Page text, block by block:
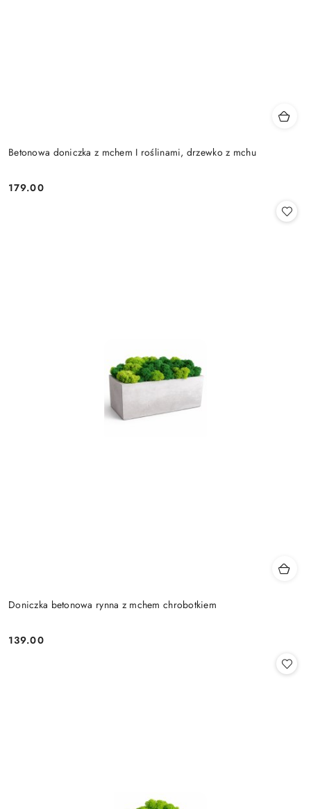
Betonowa doniczka z mchem I roślinami, drzewko z mchu
Cena:
179.00
Doniczka betonowa rynna z mchem chrobotkiem
Cena:
139.00